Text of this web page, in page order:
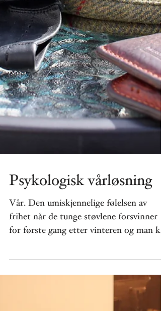
Psykologisk vårløsning